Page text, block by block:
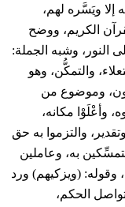
إلا ويَسَّره لهم،
الكريم، ووضح
النور، وشبه الجملة:
والتمكُّن، وهو
وموضوع من
وأعْلَوْا مكانه،
والتزموا به حق
به، وعاملين
وقوله: (ويزكيهم) ورد
الحكم،